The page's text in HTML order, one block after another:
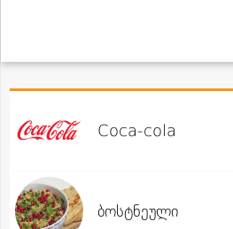
Coca-cola
ბოსტნეული